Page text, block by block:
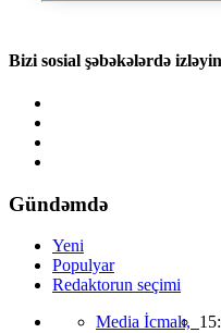
Bizi sosial şəbəkələrdə izləyin
Gündəmdə
Yeni
Populyar
Redaktorun seçimi
Media İcmalı,